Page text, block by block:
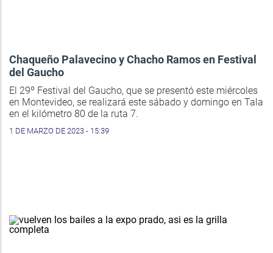
Chaqueño Palavecino y Chacho Ramos en Festival
del Gaucho
El 29º Festival del Gaucho, que se presentó este miércoles
en Montevideo, se realizará este sábado y domingo en Tala
en el kilómetro 80 de la ruta 7.
1 DE MARZO DE 2023 - 15:39